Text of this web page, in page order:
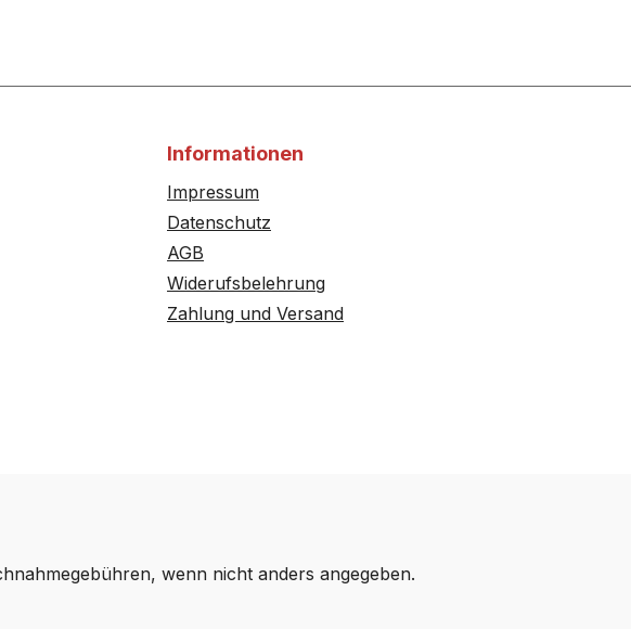
Informationen
Impressum
Datenschutz
AGB
Widerufsbelehrung
Zahlung und Versand
wenn nicht anders angegeben.